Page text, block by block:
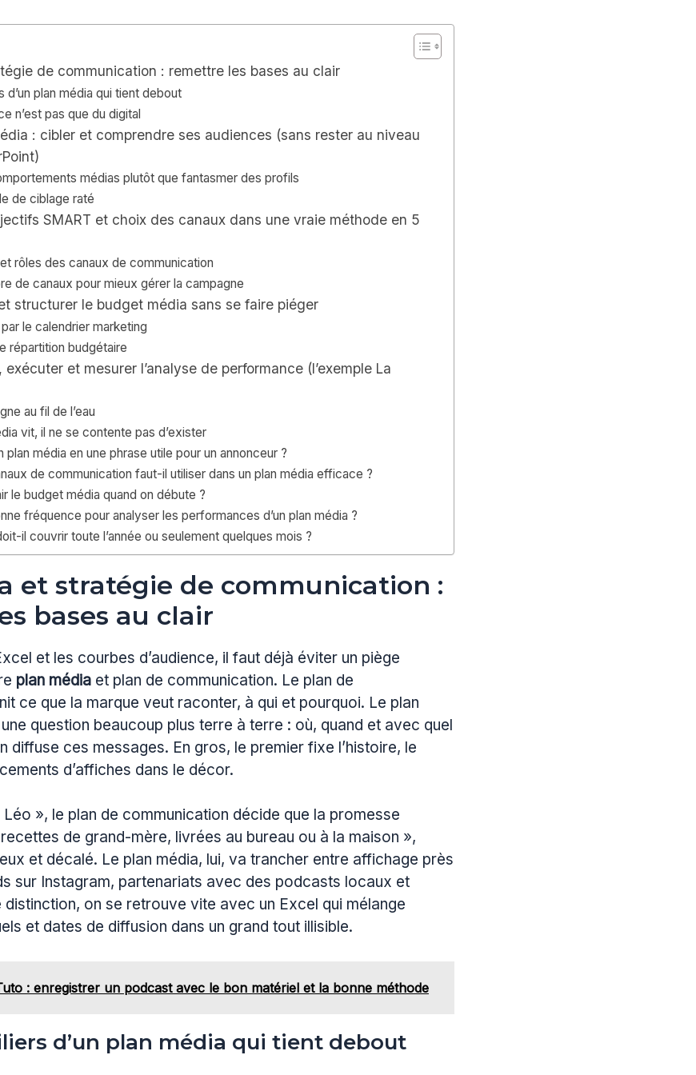
de communication : remettre les bases au clair
d’un plan média qui tient debout
n’est pas que du digital
: cibler et comprendre ses audiences (sans rester au niveau
médias plutôt que fantasmer des profils
de ciblage raté
SMART et choix des canaux dans une vraie méthode en 5
rôles des canaux de communication
de canaux pour mieux gérer la campagne
structurer le budget média sans se faire piéger
le calendrier marketing
répartition budgétaire
et mesurer l’analyse de performance (l’exemple La
au fil de l’eau
vit, il ne se contente pas d’exister
plan média en une phrase utile pour un annonceur ?
de communication faut-il utiliser dans un plan média efficace ?
le budget média quand on débute ?
fréquence pour analyser les performances d’un plan média ?
il couvrir toute l’année ou seulement quelques mois ?
et stratégie de communication :
bases au clair
et les courbes d’audience, il faut déjà éviter un piège
plan média et plan de communication. Le plan de
ce que la marque veut raconter, à qui et pourquoi. Le plan
question beaucoup plus terre à terre : où, quand et avec quel
diffuse ces messages. En gros, le premier fixe l’histoire, le
d’affiches dans le décor.
», le plan de communication décide que la promesse
de grand-mère, livrées au bureau ou à la maison »,
et décalé. Le plan média, lui, va trancher entre affichage près
sur Instagram, partenariats avec des podcasts locaux et
distinction, on se retrouve vite avec un Excel qui mélange
et dates de diffusion dans un grand tout illisible.
: enregistrer un podcast avec le bon matériel et la bonne méthode
d’un plan média qui tient debout